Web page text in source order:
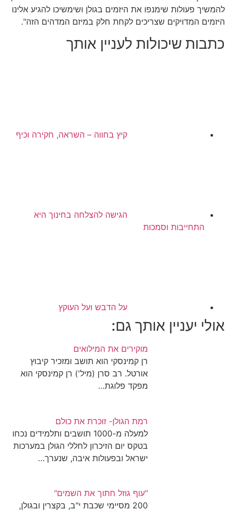
להמשיך פעולות שימנפו את היזמים בגולן ושימשיכו להגיע אלינו
היזמים המדויקים שצריכים לקחת חלק במיזם המדהים הזה".
כתבות שיכולות לעניין אותך
קיץ בחווה – השראה, חקירה וכיף
הגישה להצלחה בחינוך היא
התחייבות וסמכות
על הדבש ועל העוקץ
אולי יעניין אותך גם:
מוקירים את המילואים
רן קמינסקי הוא תושב ומזכיר קיבוץ
אורטל. רב סרן (מיל') רן קמינסקי הוא
מפקד פלוגת…
רמת הגולן- זוכרת את כולם
למעלה מ-1000 תושבים ותלמידים נכחו
בטקס יום הזיכרון לחללי הגולן במערכות
ישראל ובפעולות איבה, שנערך…
"עוף גוזל חתוך את השמים"
200 מסיימי שכבת י"ב, בקצרין ובגולן,